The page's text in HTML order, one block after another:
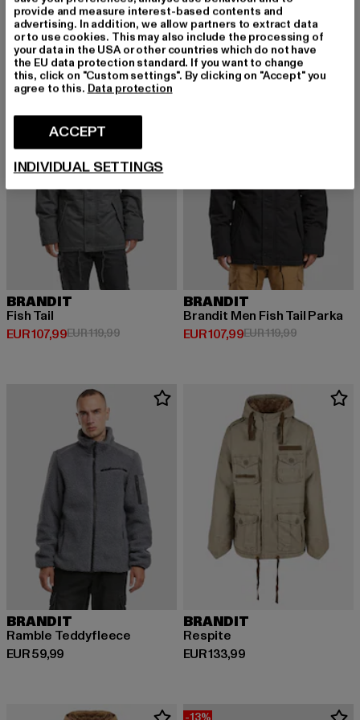
EUR 94,99
Derzeitiger Preis: EUR 94,99
EUR 75,99
Derzeitiger Preis: EUR 75,99
-10%
BRANDIT
Fish Tail
EUR 107,99
Derzeitiger Preis: EUR 107,99
EUR 119,99Aktionspreis: EUR 119,99
-10%
BRANDIT
Brandit Men Fish Tail Parka
EUR 107,99
Derzeitiger Preis: EUR 107,99
EUR 119,99Aktionspreis:
BRANDIT
Ramble Teddyfleece
EUR 59,99
Derzeitiger Preis: EUR 59,99
BRANDIT
Respite
EUR 133,99
Derzeitiger Preis: EUR 133,99
-13%
provide and measure interest-based contents and
advertising. In addition, we allow partners to extract data
or to use cookies. This may also include the processing of
your data in the USA or other countries which do not have
the EU data protection standard. If you want to change
this, click on "Custom settings". By clicking on "Accept" you
agree to this. Data protection
ACCEPT
INDIVIDUAL SETTINGS